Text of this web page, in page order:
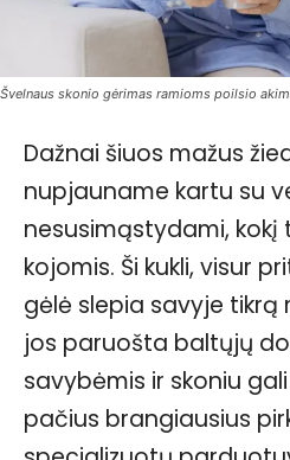
Švelnaus skonio gėrimas ramioms poilsio
Dažnai šiuos mažus
nupjauname kartu su
nesusimąstydami,
kojomis. Ši kukli, visur
gėlė slepia savyje tikrą
jos paruošta baltųjų
savybėmis ir skoniu
pačius brangiausius